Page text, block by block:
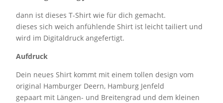
dann ist dieses T-Shirt wie für dich gemacht.
dieses sich weich anfühlende Shirt ist leicht tailiert und
wird im Digitaldruck angefertigt.
Aufdruck
Dein neues Shirt kommt mit einem tollen design vom
original Hamburger Deern, Hamburg Jenfeld
gepaart mit Längen- und Breitengrad und dem kleinen